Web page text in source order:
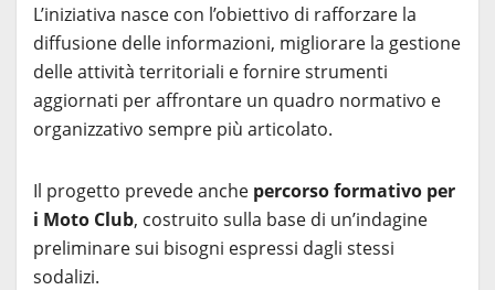
L’iniziativa nasce con l’obiettivo di rafforzare la
diffusione delle informazioni, migliorare la gestione
delle attività territoriali e fornire strumenti
aggiornati per affrontare un quadro normativo e
organizzativo sempre più articolato.
Il progetto prevede anche percorso formativo per
i Moto Club, costruito sulla base di un’indagine
preliminare sui bisogni espressi dagli stessi
sodalizi.